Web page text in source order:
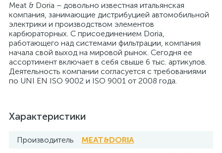
Meat & Doria – довольно известная итальянская
компания, занимающие дистрибуцией автомобильной
электрики и производством элементов
карбюраторных. С присоединением Doria,
работающего над системами фильтрации, компания
начала свой выход на мировой рынок. Сегодня ее
ассортимент включает в себя свыше 6 тыс. артикулов.
Деятельность компании согласуется с требованиями
по UNI EN ISO 9002 и ISO 9001 от 2008 года.
Характеристики
Производитель MEAT&DORIA